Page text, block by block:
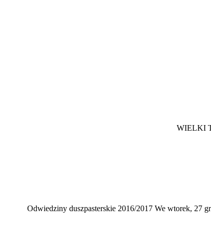
WIELKI
Odwiedziny duszpasterskie 2016/2017 We wtorek, 27